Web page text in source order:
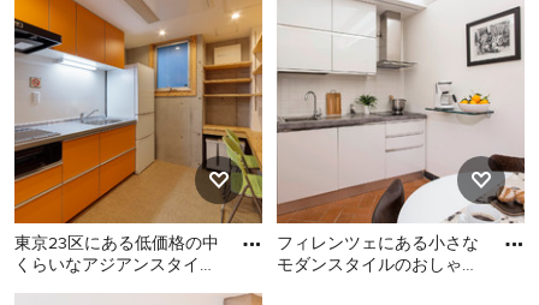
ダンなおしゃれなキッチン
(アンダーカウンターシン
ク、インセット扉のキャビ
ネット、白いキャビネッ
ト、ステンレスカウンタ
ー、白いキッチンパネル、
ガラス板のキッチンパネ
ル、カラー調理設備、無垢
フローリング、オレンジの
床、オレンジのキッチンカ
ウンター、板張り天井、グ
レーとクリーム色) の写真
トリー風のおしゃれなキッ
チン (ドロップインシンク、
フラットパネル扉のキャビ
ネット、ステンレスキャビ
ネット、大理石カウンタ
ー、白いキッチンパネル、
シルバーの調理設備、塗装
フローリング、オレンジの
床、白いキッチンカウンタ
ー、表し梁) の写真
東京23区にある低価格の中
くらいなアジアンスタイル
東京23区にある低価格の中
フィレンツェにある小さな
モダンスタイルのおしゃれ